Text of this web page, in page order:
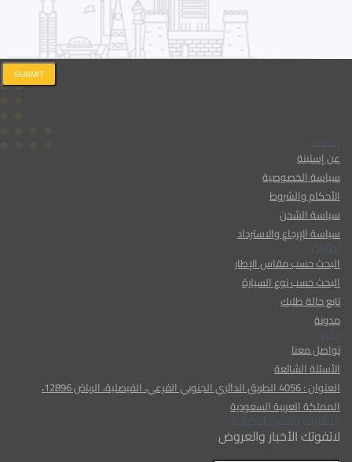
إستبنة
عن إستبنة
سياسة الخصوصية
الأحكام والشروط
سياسة الشحن
سياسة الإرجاع والاسترداد
إطارات
البحث حسب مقاس الإطار
البحث حسب نوع السيارة
تابع حالة طلبك
مدونة
دعم
تواصل معنا
الأسئلة الشائعة
العنوان : 4056 الطريق الدائري الجنوبي الفرعي، الفيصلية، الرياض 12896،
المملكة العربية السعودية
الإشتراك بالنشرة الإخبارية
لاتفوتك الأخبار والعروض
SUBMIT